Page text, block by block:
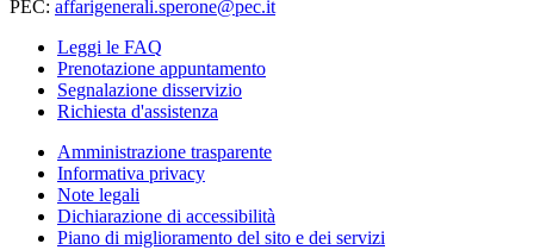
PEC: affarigenerali.sperone@pec.it
Leggi le FAQ
Prenotazione appuntamento
Segnalazione disservizio
Richiesta d'assistenza
Amministrazione trasparente
Informativa privacy
Note legali
Dichiarazione di accessibilità
Piano di miglioramento del sito e dei servizi